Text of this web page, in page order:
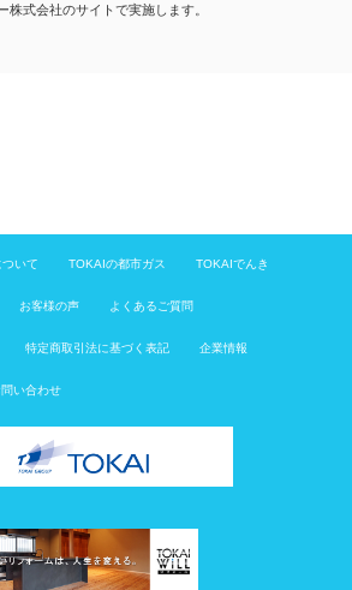
株式会社のサイトで実施します。
いて TOKAIの都市ガス TOKAIでんき
お客様の声 よくあるご質問
特定商取引法に基づく表記 企業情報
問い合わせ